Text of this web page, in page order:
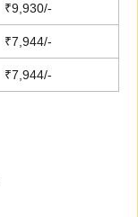
₹9,930/-
₹7,944/-
₹7,944/-